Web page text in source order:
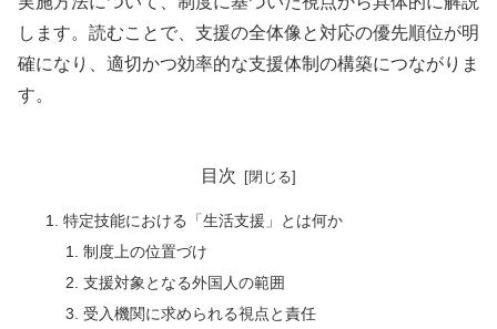
します。読むことで、支援の全体像と対応の優先順位が明
確になり、適切かつ効率的な支援体制の構築につながりま
す。
目次
特定技能における「生活支援」とは何か
制度上の位置づけ
支援対象となる外国人の範囲
受入機関に求められる視点と責任